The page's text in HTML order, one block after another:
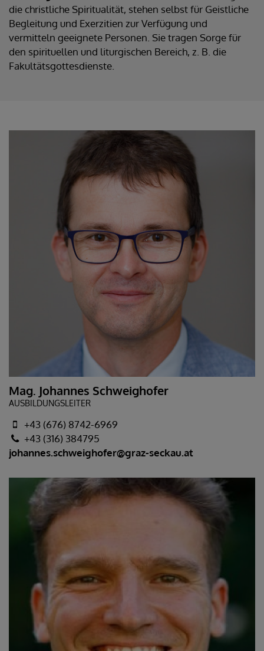
die christliche Spiritualität, stehen selbst für Geistliche
Begleitung und Exerzitien zur Verfügung und
vermitteln geeignete Personen. Sie tragen Sorge für
den spirituellen und liturgischen Bereich, z. B. die
Fakultätsgottesdienste.
Mag. Johannes Schweighofer
AUSBILDUNGSLEITER
+43 (676) 8742-6969
+43 (316) 384795
johannes.schweighofer@graz-seckau.at